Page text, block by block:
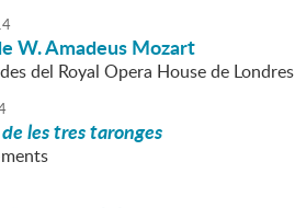
W. Amadeus Mozart
del Royal Opera House de Londres
les tres taronges